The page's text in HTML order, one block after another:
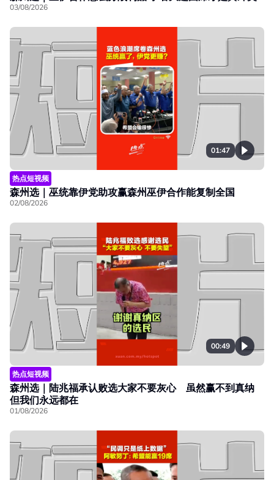
03/08/2026
01:47
热点短视频
森州选｜巫统靠伊党助攻赢森州巫伊合作能复制全国
02/08/2026
00:49
热点短视频
森州选｜陆兆福承认败选大家不要灰心 虽然赢不到真纳
但我们永远都在
01/08/2026